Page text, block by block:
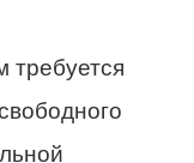
требуется